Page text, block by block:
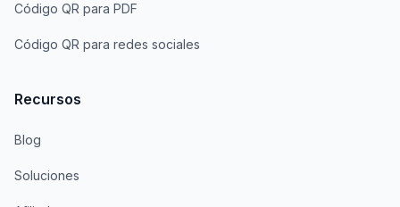
Código QR para PDF
Código QR para redes sociales
Recursos
Blog
Soluciones